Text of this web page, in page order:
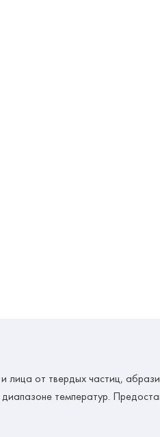
лица от твердых частиц,
температур.